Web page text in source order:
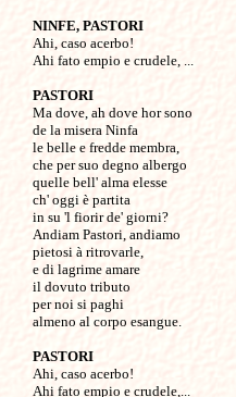
NINFE, PASTORI
Ahi, caso acerbo!
Ahi fato empio e crudele, ...
PASTORI
Ma dove, ah dove hor sono
de la misera Ninfa
le belle e fredde membra,
che per suo degno albergo
quelle bell' alma elesse
ch' oggi è partita
in su 'l fiorir de' giorni?
Andiam Pastori, andiamo
pietosi à ritrovarle,
e di lagrime amare
il dovuto tributo
per noi si paghi
almeno al corpo esangue.
PASTORI
Ahi, caso acerbo!
Ahi fato empio e crudele,...